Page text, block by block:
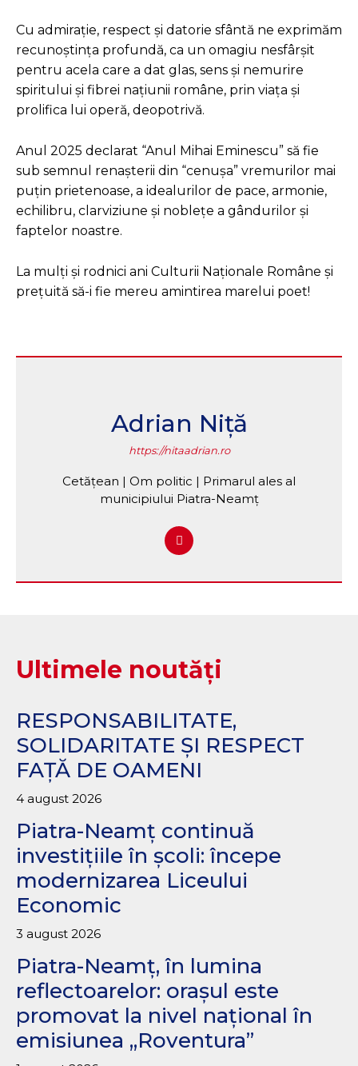
Cu admiraţie, respect şi datorie sfântă ne exprimăm
recunoştinţa profundă, ca un omagiu nesfârşit
pentru acela care a dat glas, sens şi nemurire
spiritului şi fibrei naţiunii române, prin viaţa şi
prolifica lui operă, deopotrivă.
Anul 2025 declarat “Anul Mihai Eminescu” să fie
sub semnul renaşterii din “cenuşa” vremurilor mai
puţin prietenoase, a idealurilor de pace, armonie,
echilibru, clarviziune şi nobleţe a gândurilor şi
faptelor noastre.
La mulţi şi rodnici ani Culturii Naţionale Române şi
preţuită să-i fie mereu amintirea marelui poet!
Adrian Niță
https://nitaadrian.ro
Cetățean | Om politic | Primarul ales al
municipiului Piatra-Neamț
Ultimele noutăți
RESPONSABILITATE,
SOLIDARITATE ȘI RESPECT
FAȚĂ DE OAMENI
4 august 2026
Piatra-Neamț continuă
investițiile în școli: începe
modernizarea Liceului
Economic
3 august 2026
Piatra-Neamț, în lumina
reflectoarelor: orașul este
promovat la nivel național în
emisiunea „Roventura”